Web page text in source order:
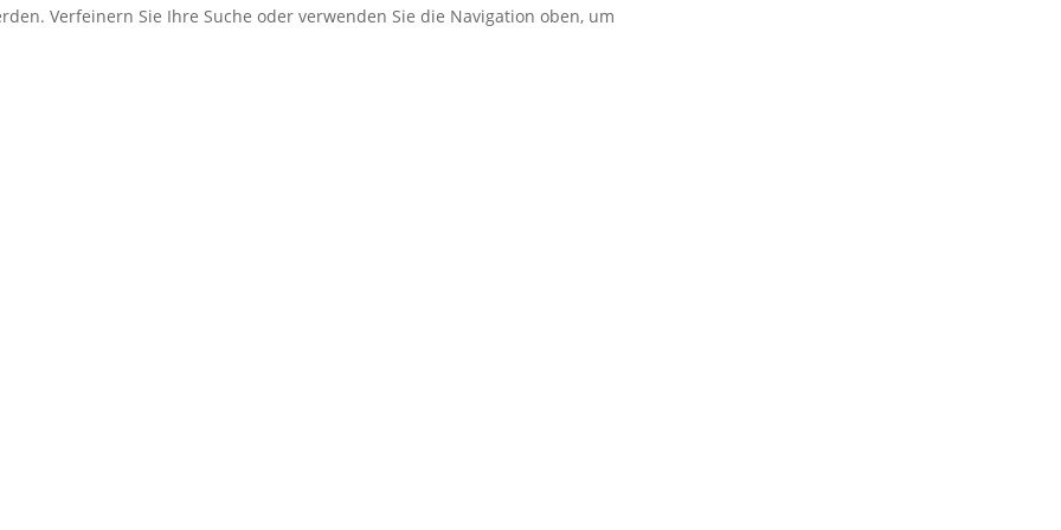
Verfeinern Sie Ihre Suche oder verwenden Sie die Navigation oben, um